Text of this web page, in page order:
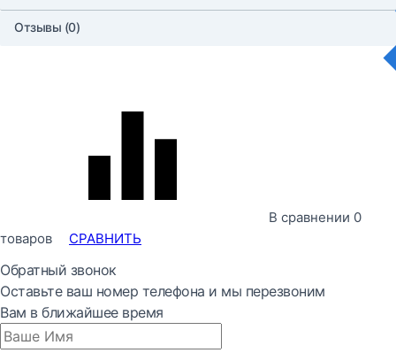
Отзывы (0)
В сравнении 0
товаров
СРАВНИТЬ
Обратный звонок
Оставьте ваш номер телефона и мы перезвоним
Вам в ближайшее время